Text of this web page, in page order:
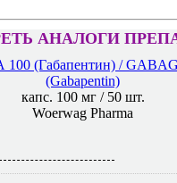
АНАЛОГИ
(Габапентин) /
(Gabapentin)
капс. 100 мг / 50 шт.
Woerwag Pharma